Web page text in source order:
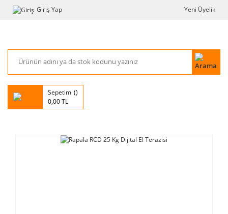
Giriş Yap Yeni Üyelik
Sepetim
0,00 TL